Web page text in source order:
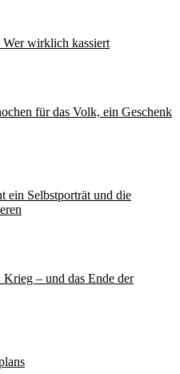
Wer wirklich kassiert
für das Volk, ein Geschenk
ein Selbstporträt und die
– und das Ende der